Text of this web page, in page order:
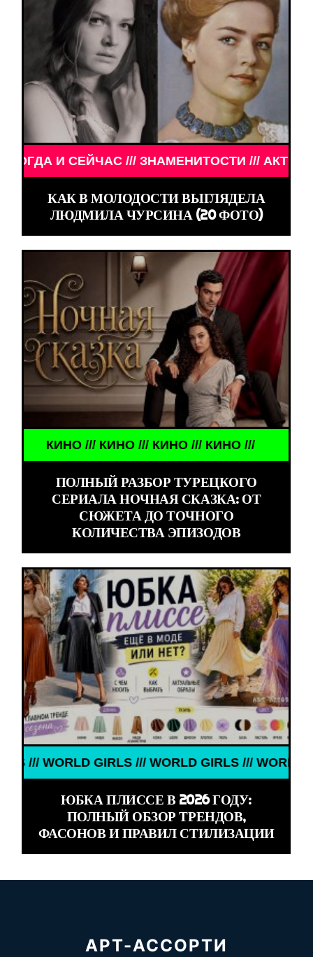
/// АКТЁРЫ ТОГДА И СЕЙЧАС
КАК В МОЛОДОСТИ ВЫГЛЯДЕЛА
ЛЮДМИЛА ЧУРСИНА (20 ФОТО)
КИНО /// КИНО /// КИНО /// КИНО ///
ПОЛНЫЙ РАЗБОР ТУРЕЦКОГО
СЕРИАЛА НОЧНАЯ СКАЗКА: ОТ
СЮЖЕТА ДО ТОЧНОГО
КОЛИЧЕСТВА ЭПИЗОДОВ
GIRLS /// WORLD GIRLS /// WORLD GIRLS ///
ЮБКА ПЛИССЕ В 2026 ГОДУ:
ПОЛНЫЙ ОБЗОР ТРЕНДОВ,
ФАСОНОВ И ПРАВИЛ СТИЛИЗАЦИИ
АРТ-АССОРТИ